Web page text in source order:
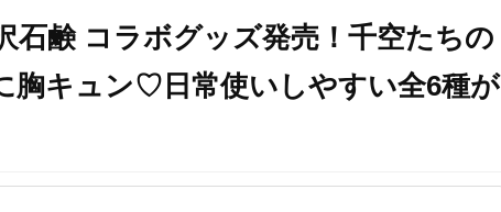
石鹸 コラボグッズ発売！千空たちの
胸キュン♡日常使いしやすい全6種が